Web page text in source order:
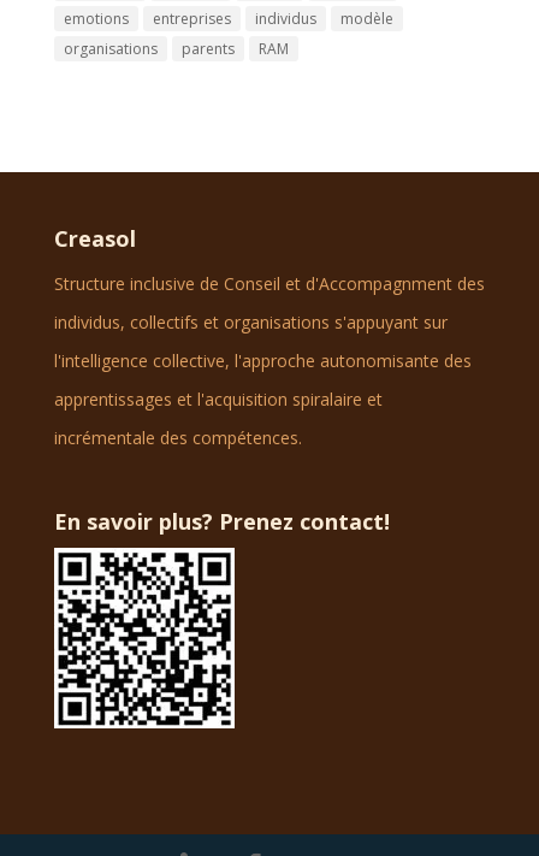
emotions
entreprises individus
modèle
organisations
parents RAM
Creasol
Structure inclusive de Conseil et d'Accompagnment des
individus, collectifs et organisations s'appuyant sur
l'intelligence collective, l'approche autonomisante des
apprentissages et l'acquisition spiralaire et
incrémentale des compétences.
En savoir plus? Prenez contact!